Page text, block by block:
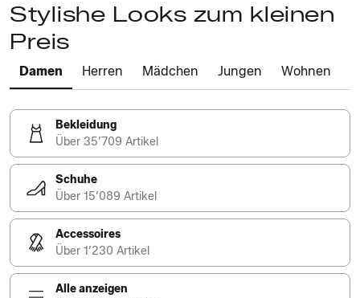
Stylishe Looks zum kleinen
Preis
Damen Herren Mädchen Jungen Wohnen
Bekleidung
Über 35’709 Artikel
Schuhe
Über 15’089 Artikel
Accessoires
Über 1’230 Artikel
Alle anzeigen